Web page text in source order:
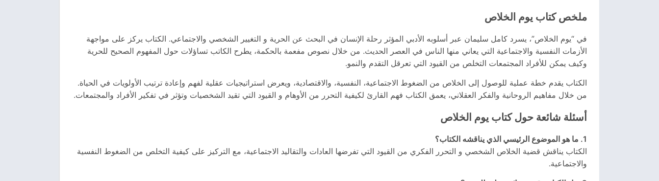
ملخص كتاب يوم الخلاص
في “يوم الخلاص”، يسرد كامل سليمان عبر أسلوبه الأدبي المؤثر رحلة الإنسان في البحث عن الحرية و التغيير الشخصي والاجتماعي. الكتاب يركز على مواجهة
الأزمات النفسية والاجتماعية التي يعاني منها الناس في العصر الحديث. من خلال نصوص مفعمة بالحكمة، يطرح الكاتب تساؤلات حول المفهوم الصحيح للحرية
وكيف يمكن للأفراد المجتمعات التخلص من القيود التي تعرقل التقدم والنمو.
الكتاب يقدم خطة عملية للوصول إلى الخلاص من الضغوط الاجتماعية، النفسية، والاقتصادية، ويعرض استراتيجيات عقلية لفهم وإعادة ترتيب الأولويات في الحياة.
من خلال مفاهيم الروحانية والفكر العقلاني، يعمق الكتاب فهم القارئ لكيفية التحرر من الأوهام و القيود التي تقيد الشخصيات وتؤثر في تفكير الأفراد والمجتمعات.
أسئلة شائعة حول كتاب يوم الخلاص
1. ما هو الموضوع الرئيسي الذي يناقشه الكتاب؟
الكتاب يناقش قضية الخلاص الشخصي و التحرر الفكري من القيود التي تفرضها العادات والتقاليد الاجتماعية، مع التركيز على كيفية التخلص من الضغوط النفسية
والاجتماعية.